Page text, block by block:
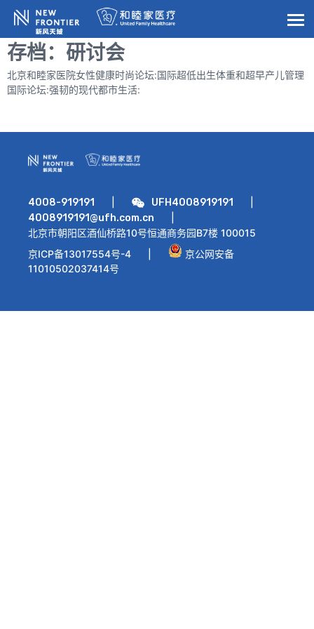
存档：研讨会
北京和睦家医院女性健康时尚论坛:国际超低出生体重和超早产儿管理
国际论坛:强韧的现代都市生活:
4008-919191 UFH4008919191
4008919191@ufh.com.cn
北京市朝阳区酒仙桥路10号恒通商务园B7楼 100015
京ICP备13017554号-4
京公网安备
11010502037414号